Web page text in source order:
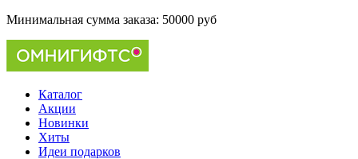
Минимальная сумма заказа: 50000 руб
Каталог
Акции
Новинки
Хиты
Идеи подарков